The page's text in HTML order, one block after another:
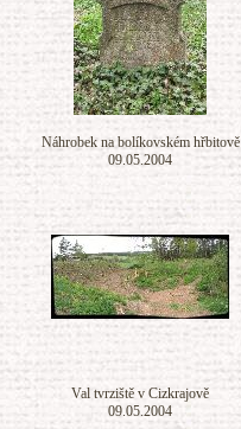
Náhrobek na bolíkovském hřbitově
09.05.2004
Val tvrziště v Cizkrajově
09.05.2004